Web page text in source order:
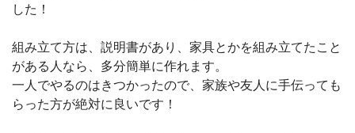
した！
組み立て方は、説明書があり、家具とかを組み立てたこと
がある人なら、多分簡単に作れます。
一人でやるのはきつかったので、家族や友人に手伝っても
らった方が絶対に良いです！